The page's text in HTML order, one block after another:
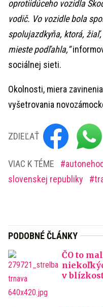
oprotiidúceho vozidla
vodič. Vo vozidle bola
spolujazdkyňa, ktorá,
mieste podľahla,“
sociálnej sieti.
Okolnosti, miera
vyšetrovania
ZDIEĽAŤ
VIAC K TÉME
slovenskej republiky
PODOBNÉ ČLÁNKY
ČO to
v